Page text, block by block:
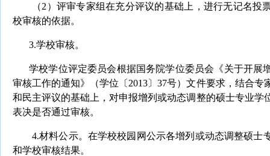
（2 ）评审专家组在充分评议的基础上，进行无记名投
校审核的依据。
3.学校审核。
学校学位评定委员会根据国务院学位委员会《关于开展
审核工作的通知》（学位〔 2013〕37号）文件要求，结合专
和民主评议的基础上，对申报增列或动态调整的硕士专业学
表决是否通过审核。
4.材料公示。在学校校园网公示各增列或动态调整硕士
和学校审核结果。